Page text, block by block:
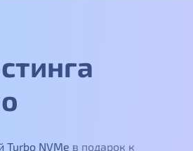
Turbo NVMe в подарок к